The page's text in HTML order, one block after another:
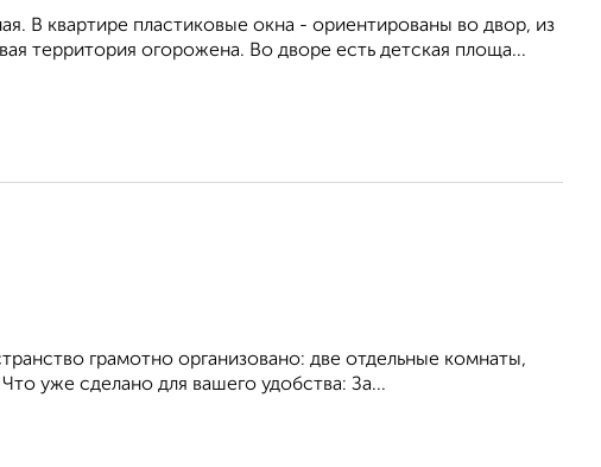
В квартире пластиковые окна - ориентированы во двор, из
территория огорожена. Во дворе есть детская площа...
грамотно организовано: две отдельные комнаты,
уже сделано для вашего удобства: За...